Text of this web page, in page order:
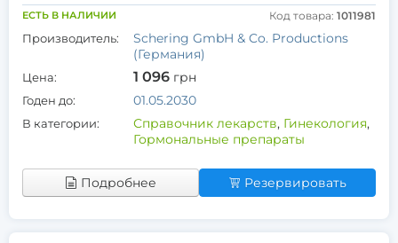
ЕСТЬ В НАЛИЧИИ Код товара: 1011981
Производитель:
Schering GmbH & Co. Productions
(Германия)
Цена: 1 096 грн
Годен до: 01.05.2030
В категории: Справочник лекарств, Гинекология,
Гормональные препараты
Подробнее Резервировать